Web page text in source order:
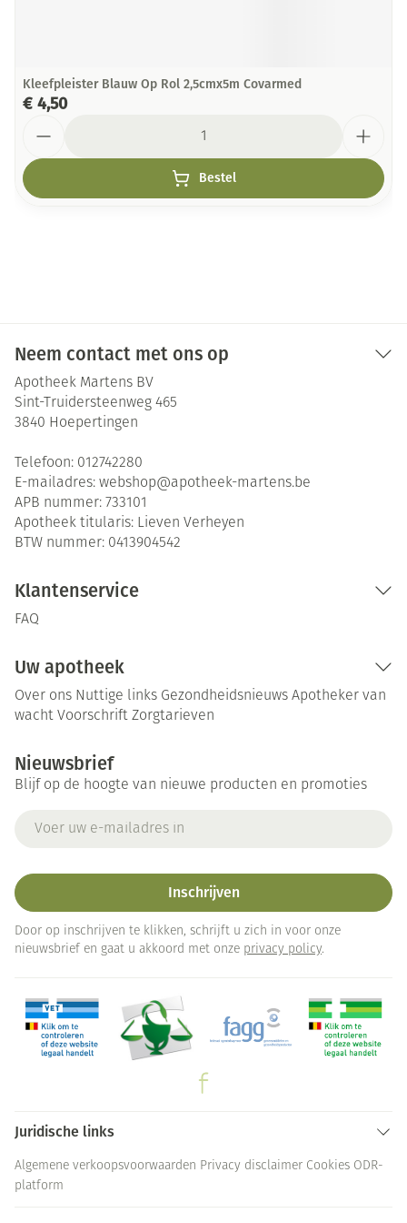
Kleefpleister Blauw Op Rol 2,5cmx5m Covarmed
€ 4,50
Bestel
Neem contact met ons op
Apotheek Martens BV
Sint-Truidersteenweg 465
3840 Hoepertingen
Telefoon: 012742280
E-mailadres: webshop@apotheek-martens.be
APB nummer: 733101
Apotheek titularis: Lieven Verheyen
BTW nummer: 0413904542
Klantenservice
FAQ
Uw apotheek
Over ons Nuttige links Gezondheidsnieuws Apotheker van
wacht Voorschrift Zorgtarieven
Nieuwsbrief
Blijf op de hoogte van nieuwe producten en promoties
Inschrijven
Door op inschrijven te klikken, schrijft u zich in voor onze
nieuwsbrief en gaat u akkoord met onze privacy policy.
Juridische links
Algemene verkoopsvoorwaarden Privacy disclaimer Cookies ODR-
platform